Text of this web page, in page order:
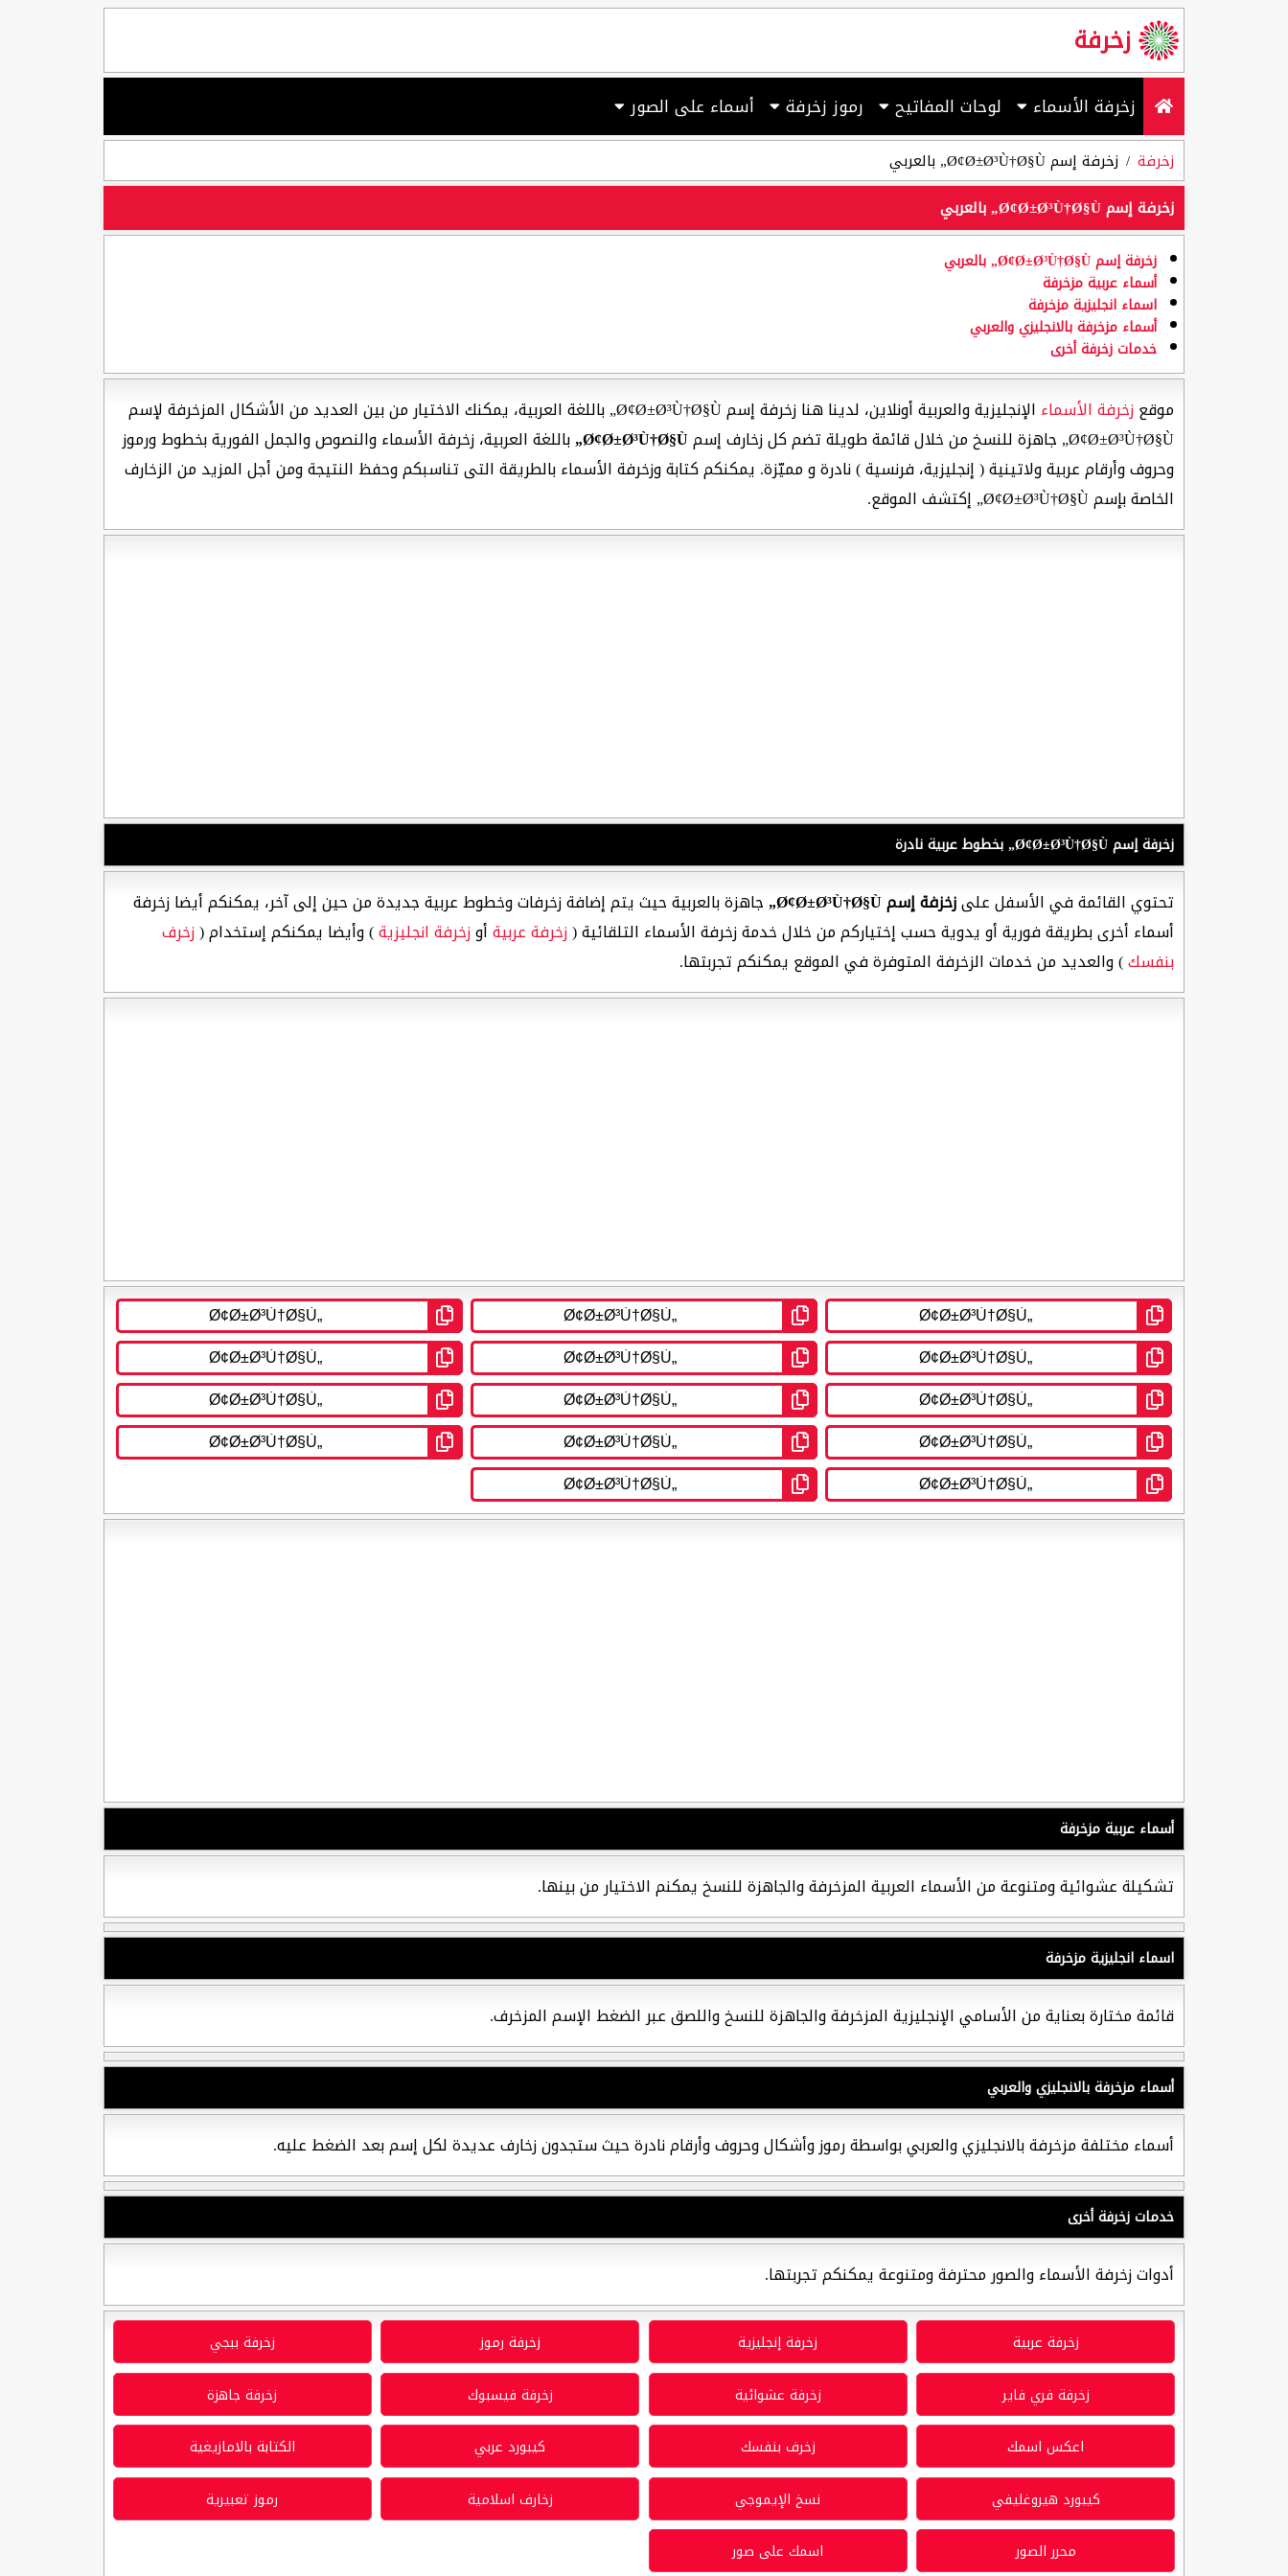
زخرفة
زخرفة الأسماء لوحات المفاتيح رموز زخرفة أسماء على الصور
زخرفة
زخرفة إسم Ø¢Ø±Ø³Ù†Ø§Ù„ بالعربي
زخرفة إسم Ø¢Ø±Ø³Ù†Ø§Ù„ بالعربي
زخرفة إسم Ø¢Ø±Ø³Ù†Ø§Ù„ بالعربي
أسماء عربية مزخرفة
اسماء انجليزية مزخرفة
أسماء مزخرفة بالانجليزي والعربي
خدمات زخرفة أخرى
موقعزخرفة الأسماء
الإنجليزية والعربية أونلاين، لدينا هنا زخرفة إسم Ø¢Ø±Ø³Ù†Ø§Ù„ باللغة العربية، يمكنك الاختيار من بين العديد من الأشكال المزخرفة لإسم
Ø¢Ø±Ø³Ù†Ø§Ù„ جاهزة للنسخ من خلال قائمة طويلة تضم كل زخارف إسم
Ø¢Ø±Ø³Ù†Ø§Ù„ باللغة العربية، زخرفة الأسماء والنصوص والجمل الفورية بخطوط ورموز
وحروف وأرقام عربية ولاتينية ( إنجليزية، فرنسية ) نادرة و مميّزة. يمكنكم كتابة وزخرفة الأسماء بالطريقة التى تناسبكم وحفظ النتيجة ومن أجل المزيد من الزخارف
الخاصة بإسم Ø¢Ø±Ø³Ù†Ø§Ù„ إكتشف الموقع.
زخرفة إسم Ø¢Ø±Ø³Ù†Ø§Ù„ بخطوط عربية نادرة
تحتوي القائمة في الأسفل علىزخزفة إسم Ø¢Ø±Ø³Ù†Ø§Ù„
جاهزة بالعربية حيث يتم إضافة زخرفات وخطوط عربية جديدة من حين إلى آخر، يمكنكم أيضا زخرفة
أسماء أخرى بطريقة فورية أو يدوية حسب إختياركم من خلال خدمة زخرفة الأسماء التلقائية (زخرفة عربيةأوزخرفة انجليزية) وأيضا يمكنكم إستخدام (زخرف
بنفسك) والعديد من خدمات الزخرفة المتوفرة في الموقع يمكنكم تجربتها.
أسماء عربية مزخرفة
تشكيلة عشوائية ومتنوعة من الأسماء العربية المزخرفة والجاهزة للنسخ يمكنم الاختيار من بينها.
اسماء انجليزية مزخرفة
قائمة مختارة بعناية من الأسامي الإنجليزية المزخرفة والجاهزة للنسخ واللصق عبر الضغط الإسم المزخرف.
أسماء مزخرفة بالانجليزي والعربي
أسماء مختلفة مزخرفة بالانجليزي والعربي بواسطة رموز وأشكال وحروف وأرقام نادرة حيث ستجدون زخارف عديدة لكل إسم بعد الضغط عليه.
خدمات زخرفة أخرى
أدوات زخرفة الأسماء والصور محترفة ومتنوعة يمكنكم تجربتها.
زخرفة عربية زخرفة إنجليزية زخرفة رموز زخرفة ببجي
زخرفة فري فاير زخرفة عشوائية زخرفة فيسبوك زخرفة جاهزة
اعكس اسمك زخرف بنفسك كيبورد عربي الكتابة بالامازيغية
كيبورد هيروغليفي نسخ الإيموجي زخارف اسلامية رموز تعبيرية
محرر الصور اسمك على صور